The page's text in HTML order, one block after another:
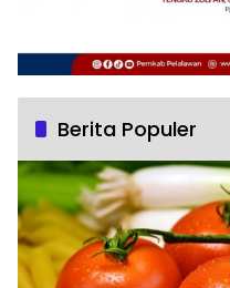
Berita Populer